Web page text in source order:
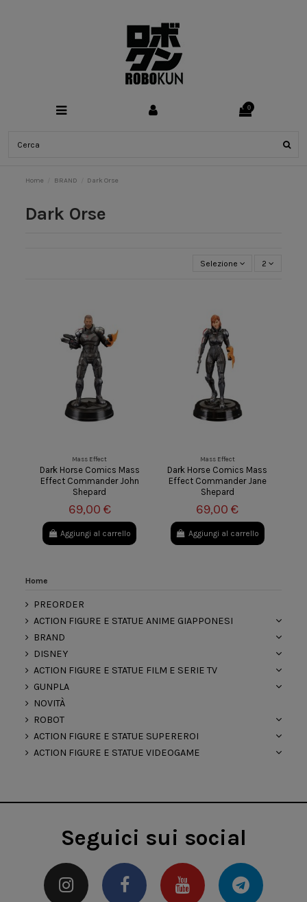
0
Home BRAND Dark Orse
Dark Orse
Selezione 2
Mass Effect
Dark Horse Comics Mass
Effect Commander John
Shepard
69,00 €
Aggiungi al carrello
Mass Effect
Dark Horse Comics Mass
Effect Commander Jane
Shepard
69,00 €
Aggiungi al carrello
Home
PREORDER
ACTION FIGURE E STATUE ANIME GIAPPONESI
BRAND
DISNEY
ACTION FIGURE E STATUE FILM E SERIE TV
GUNPLA
NOVITÀ
ROBOT
ACTION FIGURE E STATUE SUPEREROI
ACTION FIGURE E STATUE VIDEOGAME
Seguici sui social